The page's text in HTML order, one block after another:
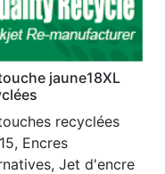
jaune18XL
recyclées
Encres
Jet d'encre